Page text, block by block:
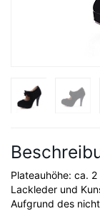
Plateauhöhe: ca.
Lackleder und
Aufgrund des